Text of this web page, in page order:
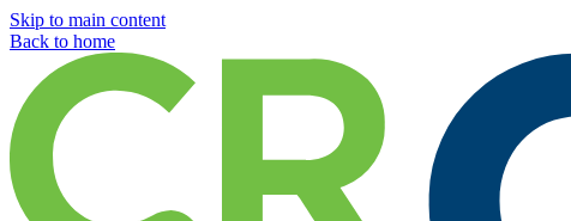
Skip to main content
Back to home